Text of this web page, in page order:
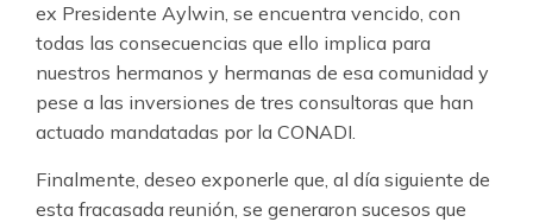
ex Presidente Aylwin, se encuentra vencido, con
todas las consecuencias que ello implica para
nuestros hermanos y hermanas de esa comunidad y
pese a las inversiones de tres consultoras que han
actuado mandatadas por la CONADI.
Finalmente, deseo exponerle que, al día siguiente de
esta fracasada reunión, se generaron sucesos que